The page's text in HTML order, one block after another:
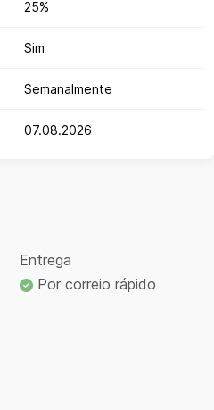
25%
Sim
Semanalmente
07.08.2026
Entrega
Por correio rápido